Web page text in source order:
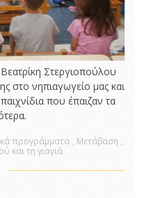
Στεργιοπούλου
στο νηπιαγωγείο μας και
που έπαιζαν τα
προγράμματα , Μετάβαση ,
και τη γιαγιά